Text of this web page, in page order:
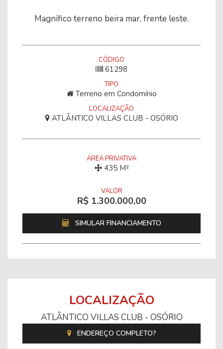
Magnífico terreno beira mar, frente leste.
CÓDIGO
61298
TIPO
Terreno em Condomínio
LOCALIZAÇÃO
ATLÂNTICO VILLAS CLUB - OSÓRIO
ÁREA PRIVATIVA
435 M²
VALOR
R$ 1.300.000,00
SIMULAR FINANCIAMENTO
LOCALIZAÇÃO
ATLÂNTICO VILLAS CLUB - OSÓRIO
ENDEREÇO COMPLETO?